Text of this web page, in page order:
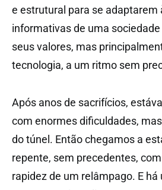
e estrutural para se adaptarem
informativas de uma
seus valores, mas
tecnologia, a um ritmo sem
Após anos de sacrifícios,
com enormes dificuldades,
do túnel. Então chegamos a
repente, sem precedentes,
rapidez de um relâmpago. E